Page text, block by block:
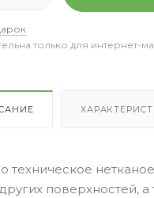
только для интернет-
техническое
поверхностей,